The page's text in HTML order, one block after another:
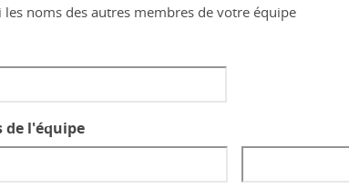
les noms des autres membres de votre équipe
de l'équipe